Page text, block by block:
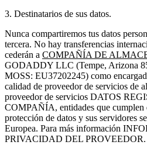
3. Destinatarios de sus datos.
Nunca compartiremos tus datos
tercera. No hay transferencias
cederán a COMPAÑÍA DE
GODADDY LLC (Tempe, Arizona
MOSS: EU37202245) como
calidad de proveedor de servicios de
proveedor de servicios DATOS
COMPAÑÍA, entidades que cumplen
protección de datos y sus servidores
Europea. Para más información
PRIVACIDAD DEL PROVEEDOR.